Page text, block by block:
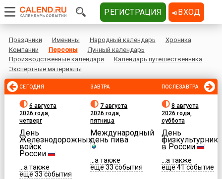
Праздники Именины Народный календарь
Хроника
Компании
Персоны
Лунный календарь
Производственные календари
Календарь путешественника
Экспертные материалы
СЕГОДНЯ
6 августа
2026 года,
четверг
День
Железнодорожных
войск
России
...а также
еще 33 события
ЗАВТРА
7 августа
2026 года,
пятница
Международный
день пива
...а также
еще 33 события
ПОСЛЕЗАВТРА
8 августа
2026 года,
суббота
День
физкультурника
в России
...а также
еще 41 событие
РЕГИСТРАЦИЯ ВХОД